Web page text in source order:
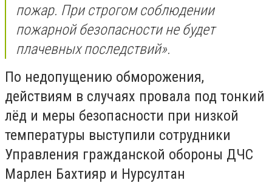
пожар. При строгом соблюдении
пожарной безопасности не будет
плачевных последствий».
По недопущению обморожения,
действиям в случаях провала под тонкий
лёд и меры безопасности при низкой
температуры выступили сотрудники
Управления гражданской обороны ДЧС
Марлен Бахтияр и Нурсултан